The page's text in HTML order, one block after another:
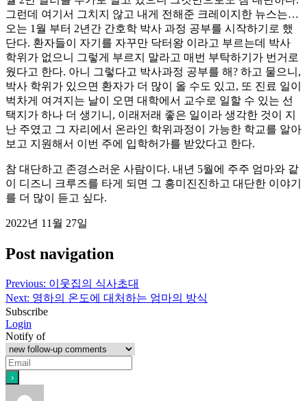
그런데 여기서 그치지 않고 내게 전해준 크레이지한 뉴스는…
오는 1월 부터 2년간 간호학 박사 과정 공부를 시작하기로 했
단다. 환자들이 자기를 자꾸만 닥터왕 이라고 부르는데 박사
학위가 없으니 그렇게 부르지 말라고 매번 부탁하기가 번거로
웠다고 한다. 아니 그렇다고 박사과정 공부를 해? 하고 물으니,
박사 학위가 있으면 환자가 더 많이 올 수도 있고, 또 진료 일이
벅차게 여겨지는 날이 오면 대학에서 교수로 일할 수 있는 선
택지가 하나 더 생기니, 이래저래 좋은 일이라 생각한 것이 지
난 주였고 그 자리에서 온라인 학위과정이 가능한 학교를 알아
보고 지원해서 이번 주에 입학허가를 받았다고 한다.
참 대단하고 존경스러운 사람이다. 내년 5월에 주주 엄마와 같
이 디즈니 크루즈를 타게 되면 그 흥미진진하고 대단한 이야기
를 더 많이 듣고 싶다.
2022년 11월 27일
Post navigation
Previous: 이웃집의 식사초대
Next: 영하의 온도에 대처하는 엄마의 방식
Subscribe
Login
Notify of